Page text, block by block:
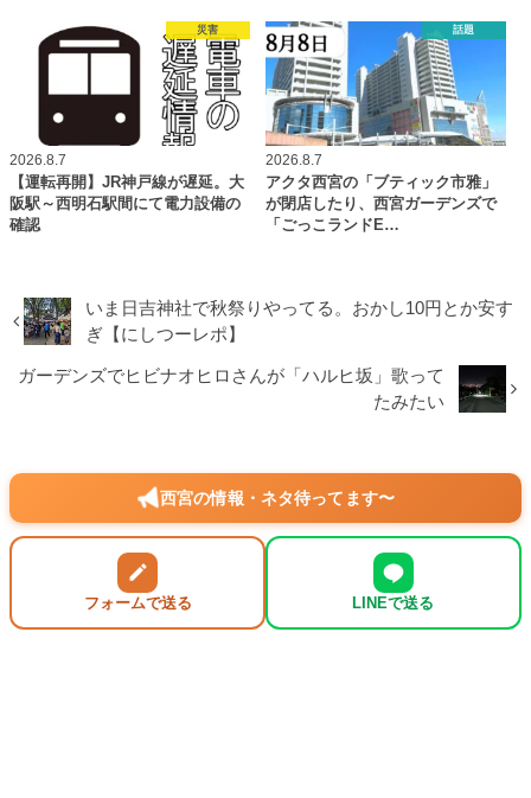
災害
2026.8.7
【運転再開】JR神戸線が遅延。大
阪駅～西明石駅間にて電力設備の
確認
話題
2026.8.7
アクタ西宮の「ブティック市雅」
が閉店したり、西宮ガーデンズで
「ごっこランドE…
いま日吉神社で秋祭りやってる。おかし10円とか安す
ぎ【にしつーレポ】
ガーデンズでヒビナオヒロさんが「ハルヒ坂」歌って
たみたい
西宮の情報・ネタ待ってます〜
フォームで送る LINEで送る